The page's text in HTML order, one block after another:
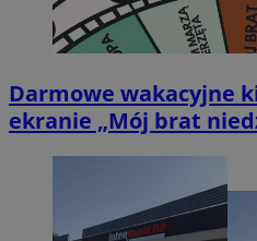
Darmowe wakacyjne
ekranie „Mój brat